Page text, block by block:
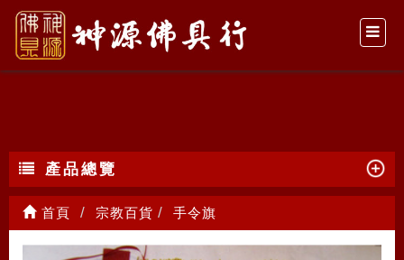
手令旗
產品總覽
首頁 宗教百貨 手令旗